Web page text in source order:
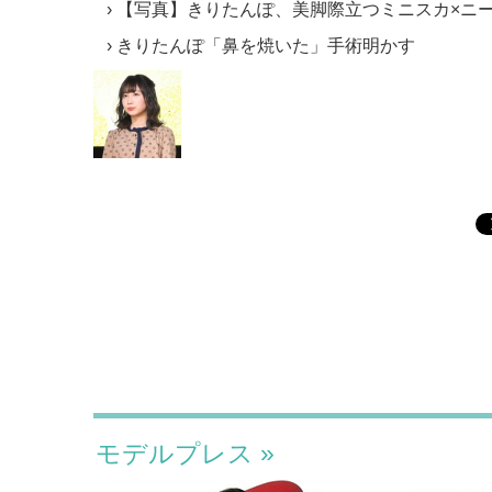
【写真】きりたんぽ、美脚際立つミニスカ×ニ
きりたんぽ「鼻を焼いた」手術明かす
モデルプレス